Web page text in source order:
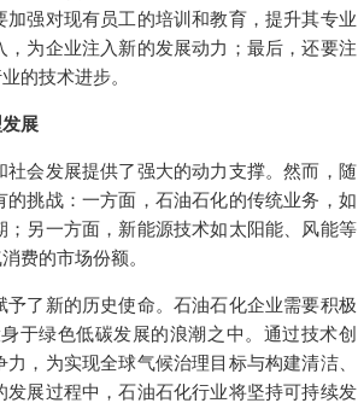
强对现有员工的培训和教育，提升其专业
为企业注入新的发展动力；最后，还要注
的技术进步。
展
会发展提供了强大的动力支撑。然而，随
挑战：一方面，石油石化的传统业务，如
另一方面，新能源技术如太阳能、风能等
费的市场份额。
了新的历史使命。石油石化企业需要积极
于绿色低碳发展的浪潮之中。通过技术创
，为实现全球气候治理目标与构建清洁、
展过程中，石油石化行业将坚持可持续发